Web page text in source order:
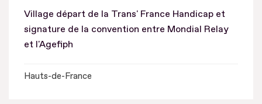
Village départ de la Trans' France Handicap et
signature de la convention entre Mondial Relay
et l'Agefiph
Hauts-de-France